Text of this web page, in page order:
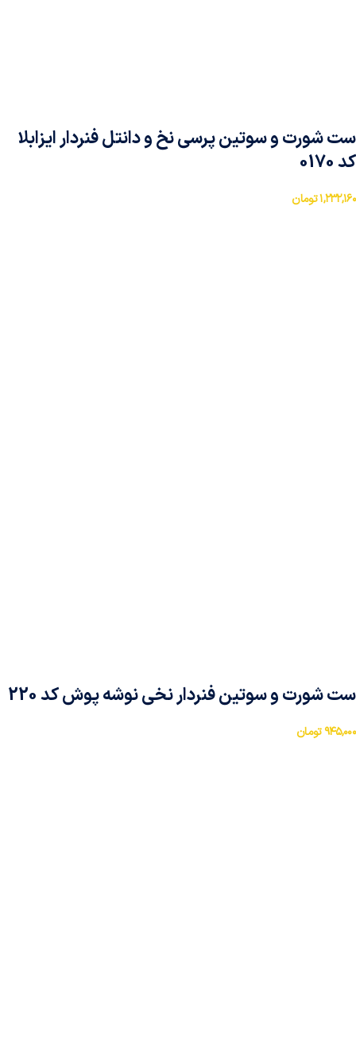
ست شورت و سوتین پرسی نخ و دانتل فنردار ایزابلا
کد 0170
۱,۲۳۲,۱۶۰تومان
ست شورت و سوتین فنردار نخی نوشه پوش کد 220
۹۴۵,۰۰۰ تومان